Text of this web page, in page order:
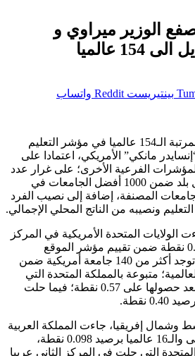
الوزير ميراوي و
عالميا
بينتيريست واتساب
احتلت المملكة المغربية المرتبة الـ154 عالميا في مؤشر التعليم
مانكي” الأمريكي، اعتمادا على
الفرعية الأخرى؛ على غرار عدد
الجامعات المصنفة في كل بلد ضمن 1000 أفضل الجامعات في
المصنفة، إضافة إلى نصيب الفرد
ونصيبه من الناتج المحلي الإجمالي.
الولايات المتحدة الأمريكية في المركز
الأول بعد حصولها على 0.99 نقطة ضمن تقييم مؤشر الموقع
الأمريكي سالف الذكر، إذ توجد أكثر من 140 جامعة أمريكية ضمن
متبوعة بالمملكة المتحدة التي
جاءت في المركز الثاني، بعد حصولها على 0.57 نقطة؛ فيما حلت
نقطة.
إفريقيا، جاءت المملكة العربية
السعودية في المرتبة الأولى والـ16 عالميا برصيد 0.098 نقطة،
التي حلت في المركز الثاني عربيا